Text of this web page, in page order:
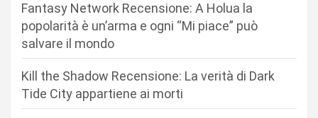
Fantasy Network Recensione: A Holua la
popolarità è un’arma e ogni “Mi piace” può
salvare il mondo
Kill the Shadow Recensione: La verità di Dark
Tide City appartiene ai morti